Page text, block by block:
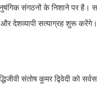
आनुषंगिक संगठनों के निशाने
देशव्यापी सत्याग्रह शुरू करेंगे।
संतोष कुमर द्विवेदी को